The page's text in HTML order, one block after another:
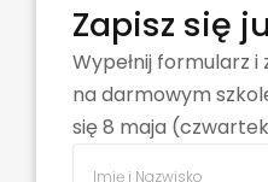
Zapisz się
Wypełnij formularz
na darmowym
się 8 maja